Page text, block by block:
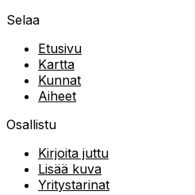
Selaa
Etusivu
Kartta
Kunnat
Aiheet
Osallistu
Kirjoita juttu
Lisää kuva
Yritystarinat